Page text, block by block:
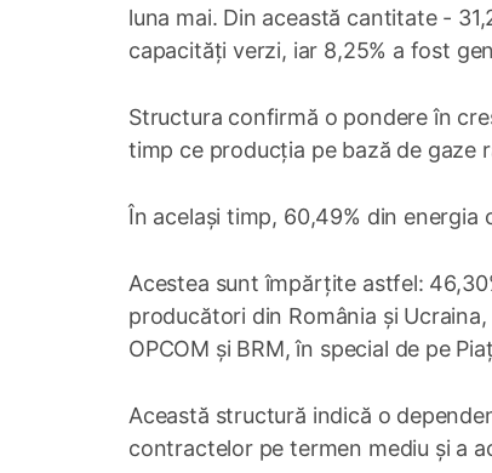
luna mai. Din această cantitate -
capacități verzi, iar 8,25% a fost
Structura confirmă o pondere în
timp ce producția pe bază de gaze
În același timp, 60,49% din
Acestea sunt împărțite astfel:
producători din România și
OPCOM și BRM, în special de pe
Această structură indică o
contractelor pe termen mediu și a